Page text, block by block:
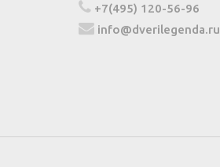
+7(495) 120-56-96
info@dverilegenda.ru